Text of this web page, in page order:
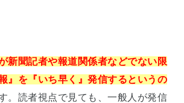
新聞記者や報道関係者などでない限
』を『いち早く』発信するというの
。読者視点で見ても、一般人が発信